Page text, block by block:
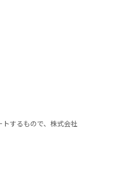
するもので、株式会社